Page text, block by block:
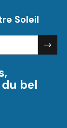
Soleil
du bel